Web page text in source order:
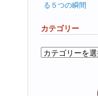
る５つの瞬間
カテゴリー
カ